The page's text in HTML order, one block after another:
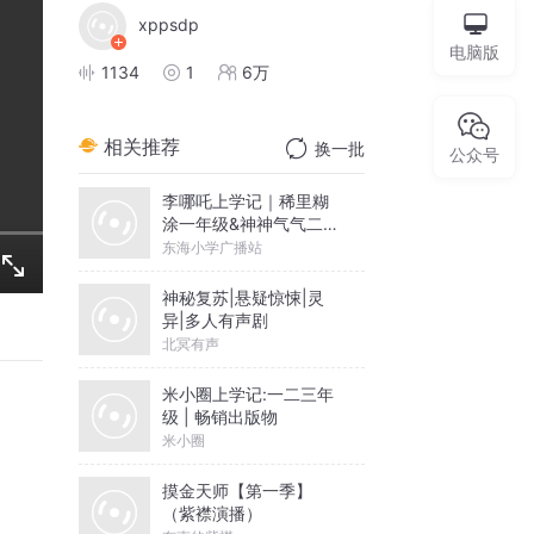
xppsdp
1134 1 6万
相关推荐 换一批
李哪吒上学记｜稀里糊
涂一年级&神神气气二年
级
东海小学广播站
神秘复苏|悬疑惊悚|灵
异|多人有声剧
北冥有声
米小圈上学记:一二三年
级 | 畅销出版物
米小圈
摸金天师【第一季】
（紫襟演播）
电脑版
公众号